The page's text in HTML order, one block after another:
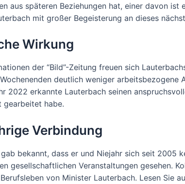
aus späteren Beziehungen hat, einer davon
mit großer Begeisterung an dieses
Wirkung
der “Bild”-Zeitung freuen sich
deutlich weniger
2022 erkannte Lauterbach seinen
gearbeitet habe.
Verbindung
bekannt, dass er und Niejahr sich seit 2005
gesellschaftlichen Veranstaltungen gesehen.
von Minister Lauterbach. Lesen Sie